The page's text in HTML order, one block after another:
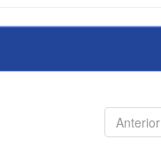
Anterior